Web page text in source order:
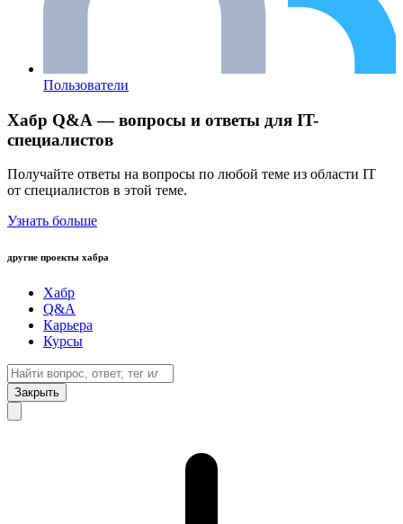
Пользователи
Хабр Q&A — вопросы и ответы для IT-
специалистов
Получайте ответы на вопросы по любой теме из области IT
от специалистов в этой теме.
Узнать больше
другие проекты хабра
Хабр
Q&A
Карьера
Курсы
Закрыть